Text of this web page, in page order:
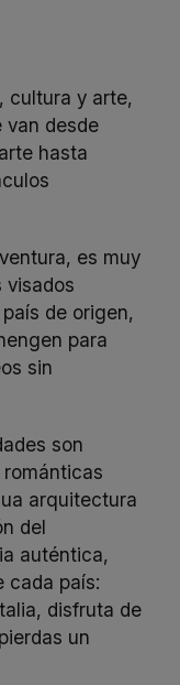
cultura y arte,
van desde
hasta
es muy
visados
de origen,
para
sin
son
arquitectura
del
auténtica,
cada país:
disfruta de
un